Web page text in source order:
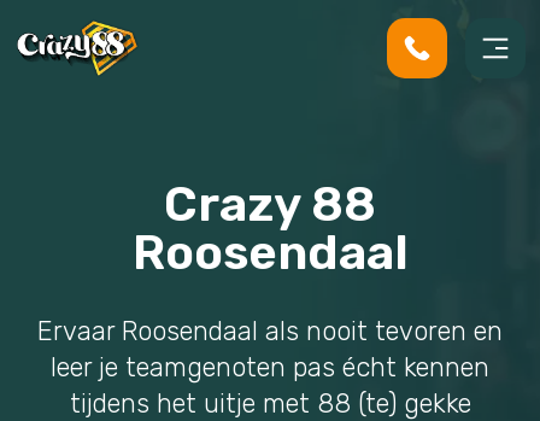
Crazy 88
Roosendaal
Ervaar Roosendaal als nooit tevoren en
leer je teamgenoten pas écht kennen
tijdens het uitje met 88 (te) gekke